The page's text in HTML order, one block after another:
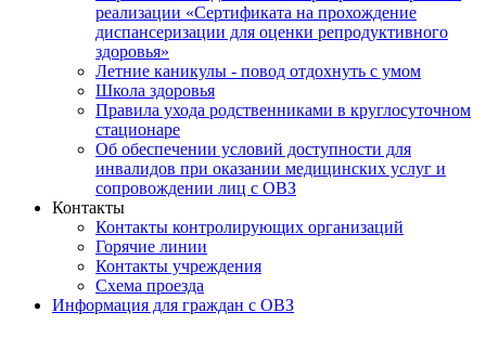
реализации «Сертификата на прохождение
диспансеризации для оценки репродуктивного
здоровья»
Летние каникулы - повод отдохнуть с умом
Школа здоровья
Правила ухода родственниками в круглосуточном
стационаре
Об обеспечении условий доступности для
инвалидов при оказании медицинских услуг и
сопровождении лиц с ОВЗ
Контакты
Контакты контролирующих организаций
Горячие линии
Контакты учреждения
Схема проезда
Информация для граждан с ОВЗ